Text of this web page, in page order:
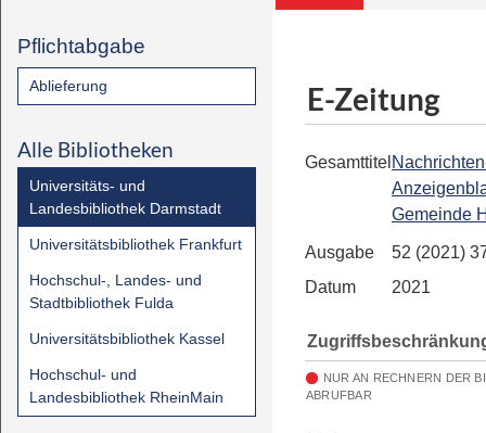
Pflichtabgabe
Ablieferung
Alle Bibliotheken
Universitäts- und
Landesbibliothek Darmstadt
Universitätsbibliothek Frankfurt
Hochschul-, Landes- und
Stadtbibliothek Fulda
Universitätsbibliothek Kassel
Hochschul- und
Landesbibliothek RheinMain
E-Zeitung
Gesamttitel
Gemeinde
Ausgabe
52 (2021)
Datum
2021
NUR AN RECHNERN DER
ABRUFBAR